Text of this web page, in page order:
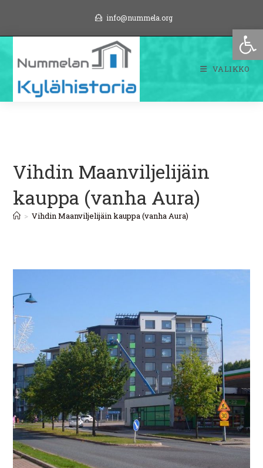
sisältöön
info@nummela.org
VALIKKO
Vihdin Maanviljelijäin
kauppa (vanha Aura)
> Vihdin Maanviljelijäin kauppa (vanha Aura)